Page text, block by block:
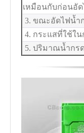
เหมือนกับก่อนอัด
3. ขณะอัดไฟน้
4. กระแสที่ใช้ใ
5. ปริมาณน้ำกร